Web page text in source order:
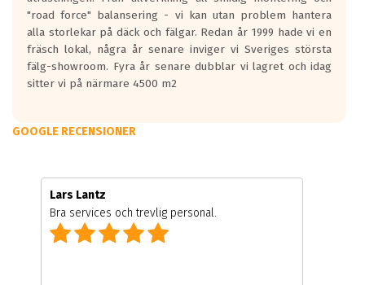
"road force" balansering - vi kan utan problem hantera
alla storlekar på däck och fälgar. Redan år 1999 hade vi en
fräsch lokal, några år senare inviger vi Sveriges största
fälg-showroom. Fyra år senare dubblar vi lagret och idag
sitter vi på närmare 4500 m2
GOOGLE RECENSIONER
Lars Lantz
Bra services och trevlig personal.